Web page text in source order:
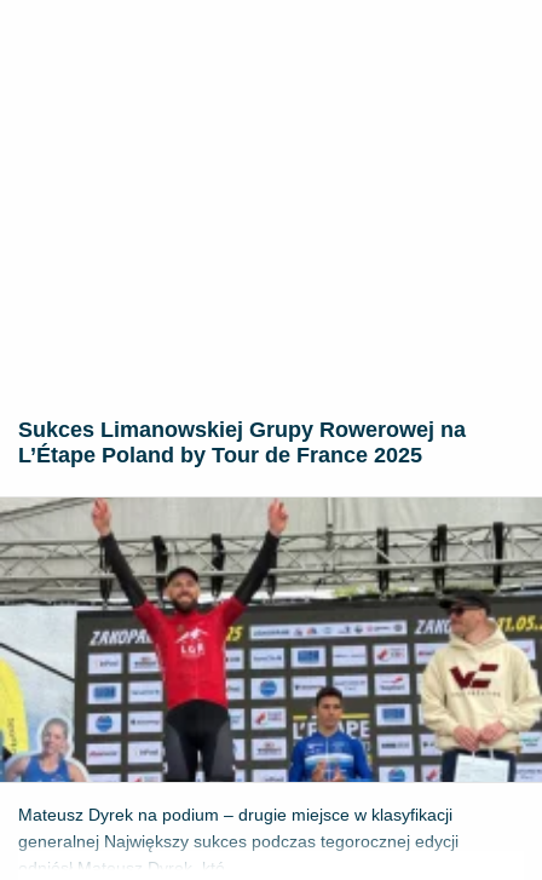
Sukces Limanowskiej Grupy Rowerowej na
L’Étape Poland by Tour de France 2025
Mateusz Dyrek na podium – drugie miejsce w klasyfikacji
generalnej Największy sukces podczas tegorocznej edycji
odniósł Mateusz Dyrek, któ...